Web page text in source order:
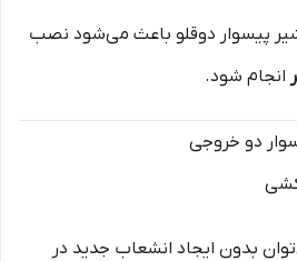
شیر پیسوار دوقلو باعث می‌شود نصب
انجام شود.
دو خروجی
بدون ایجاد انشعاب جدید در